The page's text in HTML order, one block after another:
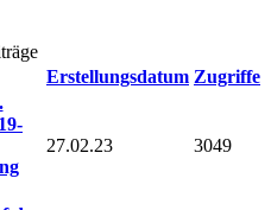
Erstellungsdatum Zugriffe
27.02.23 3049